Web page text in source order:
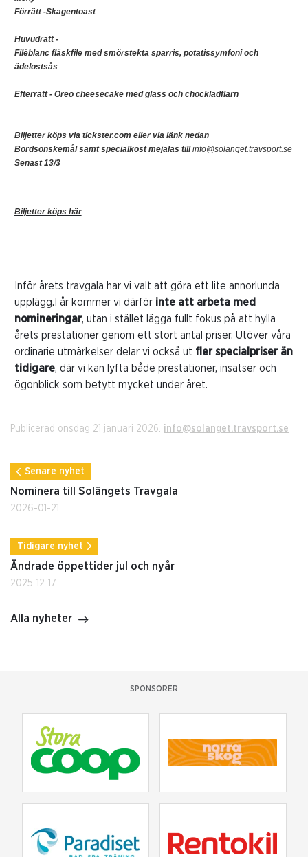
Förrätt -Skagentoast
Huvudrätt -
Filéblanc fläskfile med smörstekta sparris, potatissymfoni och
ädelostsås
Efterrätt - Oreo cheesecake med glass och chockladflarn
Biljetter köps via tickster.com eller via länk nedan
Bordsönskemål samt specialkost mejalas tillinfo@solanget.travsport.se
Senast 13/3
Biljetter köps här
Inför årets travgala har vi valt att göra ett lite annorlunda
upplägg.I år kommer vi därför inte att arbeta med
nomineringar, utan i stället lägga fullt fokus på att hylla
årets prestationer genom ett stort antal priser. Utöver våra
ordinarie utmärkelser delar vi också ut fler specialpriser än
tidigare, där vi kan lyfta både prestationer, insatser och
ögonblick som betytt mycket under året.
Publicerad onsdag 21 januari 2026. info@solanget.travsport.se
Senare nyhet
Nominera till Solängets Travgala
2026-01-21
Tidigare nyhet
Ändrade öppettider jul och nyår
2025-12-17
Alla nyheter
SPONSORER